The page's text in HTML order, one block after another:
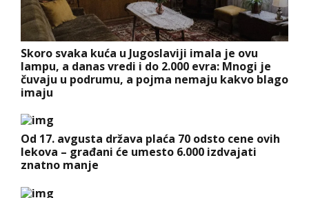
Skoro svaka kuća u Jugoslaviji imala je ovu
lampu, a danas vredi i do 2.000 evra: Mnogi je
čuvaju u podrumu, a pojma nemaju kakvo blago
imaju
Od 17. avgusta država plaća 70 odsto cene ovih
lekova – građani će umesto 6.000 izdvajati
znatno manje